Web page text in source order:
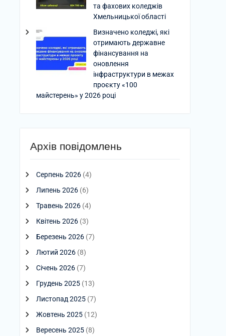
та фахових коледжів
Хмельницької області
Визначено коледжі, які
отримають державне
фінансування на
оновлення
інфраструктури в межах
проєкту «100
майстерень» у 2026 році
Архів повідомлень
Серпень 2026 (4)
Липень 2026 (6)
Травень 2026 (4)
Квітень 2026 (3)
Березень 2026 (7)
Лютий 2026 (8)
Січень 2026 (7)
Грудень 2025 (13)
Листопад 2025 (7)
Жовтень 2025 (12)
Вересень 2025 (8)